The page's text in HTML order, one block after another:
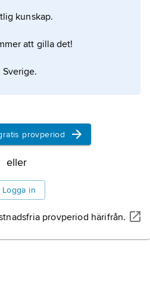
kunskap.
att gilla det!
provperiod
eller
Logga in
provperiod härifrån.